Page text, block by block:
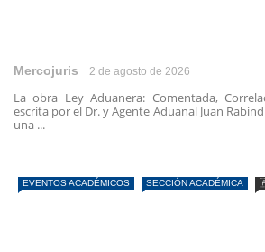
Mercojuris 2 de agosto de 2026
La obra Ley Aduanera: Comentada,
escrita por el Dr. y Agente Aduanal Juan
una ...
EVENTOS ACADÉMICOS SECCIÓN ACADÉMICA